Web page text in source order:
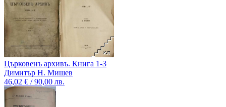
Църковенъ архивъ. Книга 1-3
Димитър Н. Мишев
46,02 € / 90,00 лв.